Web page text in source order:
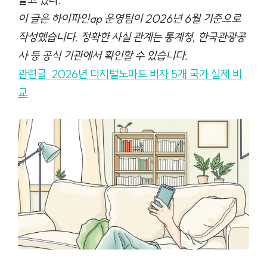
이 글은 하이파인ap 운영팀이 2026년 6월 기준으로
작성했습니다. 정확한 사실 관계는 통계청, 한국관광공
사 등 공식 기관에서 확인할 수 있습니다.
관련글: 2026년 디지털노마드 비자 5개 국가 실제 비
교